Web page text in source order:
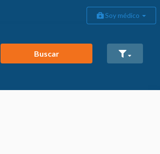
Soy médico
Buscar